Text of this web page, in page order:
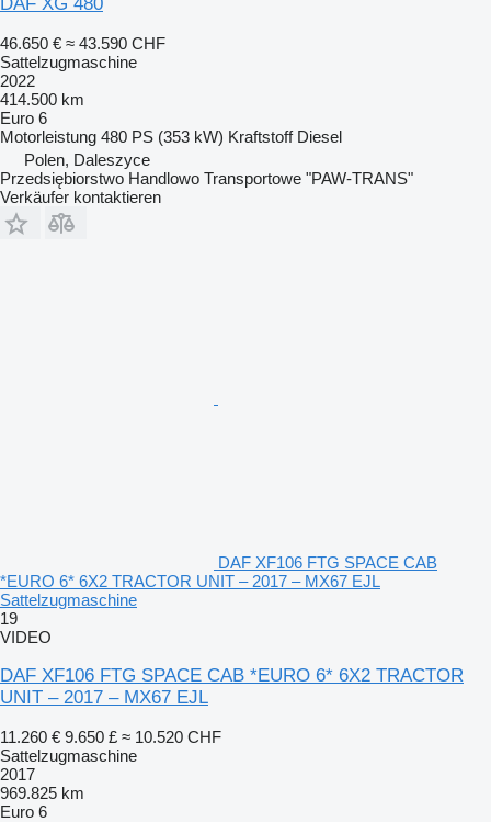
46.650 € ≈ 43.590 CHF
Sattelzugmaschine
2022
414.500 km
Euro 6
Motorleistung 480 PS (353 kW) Kraftstoff Diesel
Polen, Daleszyce
Przedsiębiorstwo Handlowo Transportowe "PAW-TRANS"
Verkäufer kontaktieren
DAF XF106 FTG SPACE CAB
*EURO 6* 6X2 TRACTOR UNIT – 2017 – MX67 EJL
Sattelzugmaschine
19
VIDEO
DAF XF106 FTG SPACE CAB *EURO 6* 6X2 TRACTOR
UNIT – 2017 – MX67 EJL
11.260 € 9.650 £ ≈ 10.520 CHF
Sattelzugmaschine
2017
969.825 km
Euro 6